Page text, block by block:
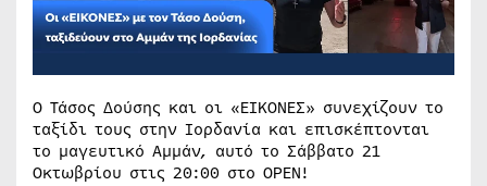
Ο Τάσος Δούσης και οι «ΕΙΚΟΝΕΣ» συνεχίζουν το
ταξίδι τους στην Ιορδανία και επισκέπτονται
το μαγευτικό Αμμάν, αυτό το Σάββατο 21
Οκτωβρίου στις 20:00 στο OPEN!